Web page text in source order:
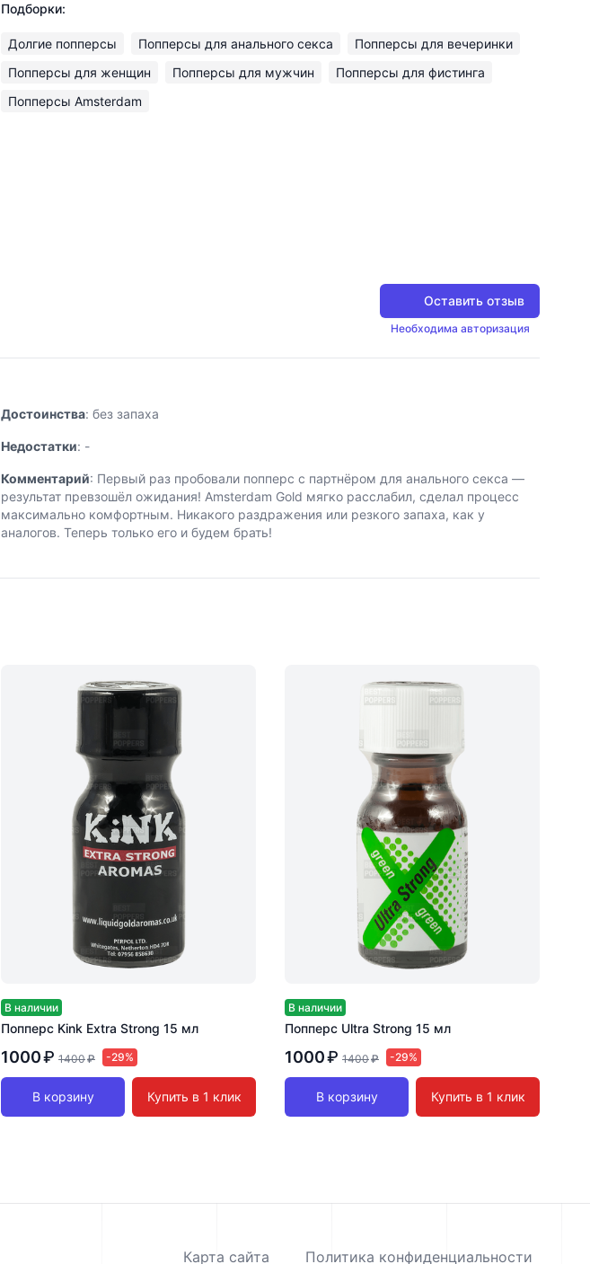
Подборки:
Долгие попперсы Попперсы для анального секса
Попперсы для вечеринки
Попперсы для женщин
Попперсы для мужчин
Попперсы для фистинга
Попперсы Amsterdam
Оставить отзыв
Необходима авторизация
Достоинства: без запаха
Недостатки: -
Комментарий: Первый раз пробовали попперс с партнёром для анального секса —
результат превзошёл ожидания! Amsterdam Gold мягко расслабил, сделал процесс
максимально комфортным. Никакого раздражения или резкого запаха, как у
аналогов. Теперь только его и будем брать!
В наличии
Попперс Kink Extra Strong 15 мл
1000₽ 1400₽ -29%
В корзину Купить в 1 клик
В наличии
Попперс Ultra Strong 15 мл
1000₽ 1400₽ -29%
В корзину Купить в 1 клик
Карта сайта Политика конфиденциальности